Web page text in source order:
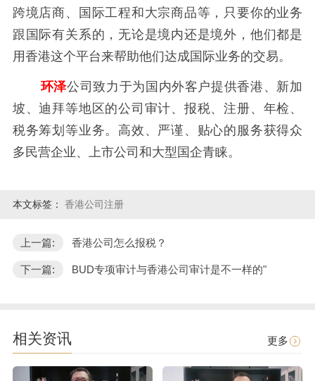
跨境店商、国际工程和大宗商品等，只要你的业务
跟国际有关系的，无论是境内还是境外，他们都是
用香港这个平台来帮助他们达成国际业务的交易。
环泽公司致力于为国内外客户提供香港、新加
坡、迪拜等地区的公司审计、报税、注册、年检、
税务筹划等业务。高效、严谨、贴心的服务获得众
多民营企业、上市公司和大型国企青睐。
本文标签： 香港公司注册
上一篇: 香港公司怎么报税？
下一篇: BUD专项审计与香港公司审计是不一样的"
相关资讯 更多